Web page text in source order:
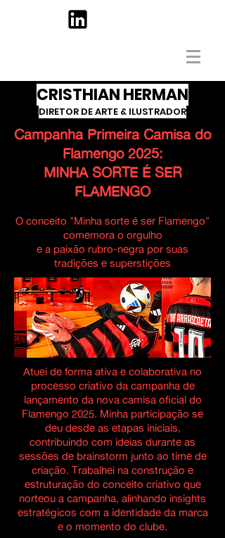
CRISTHIAN HERMAN
DIRETOR DE ARTE & ILUSTRADOR
Campanha Primeira Camisa do
Flamengo 2025:
MINHA SORTE É SER
FLAMENGO
O conceito "Minha sorte é ser Flamengo"
comemora o orgulho
e a paixão rubro-negra por suas
tradições e superstições
Atuei de forma ativa e colaborativa no
processo criativo da campanha de
lançamento da nova camisa oficial do
Flamengo 2025. Minha participação se
deu desde as etapas iniciais,
contribuindo com ideias durante as
sessões de brainstorm junto ao time de
criação. Trabalhei na construção e
estruturação do conceito criativo que
norteou a campanha, alinhando insights
estratégicos com a identidade da marca
e o momento do clube.